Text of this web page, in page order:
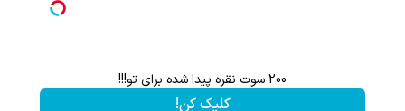
هم سرمایه گذاری میکنی هم نقره هدیه میگیری ؛ثبت نام کن
کلیک کن!